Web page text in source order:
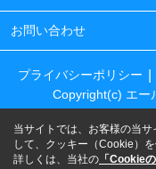
お問い合わせ
プライバシーポリシー
Copyright(c) エー
当サイトでは、お客様の当
して、クッキー（Cookie）を
詳しくは、当社の 「Cookie